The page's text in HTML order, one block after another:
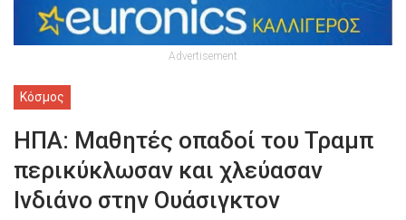
Advertisement
Κόσμος
ΗΠΑ: Μαθητές οπαδοί του Τραμπ
περικύκλωσαν και χλεύασαν
Ινδιάνο στην Ουάσιγκτον